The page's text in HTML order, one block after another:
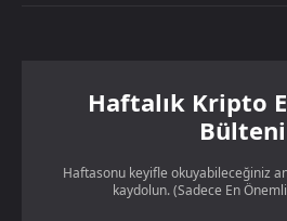
Haftalık Kripto
Bülteni
Haftasonu keyifle okuyabileceğiniz
kaydolun. (Sadece En